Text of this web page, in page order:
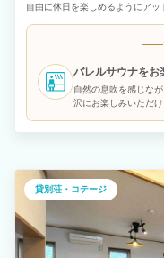
自由に休日を楽しめるようにアッ
ポットが多い熱海で自分が釣っ
けます☆
バレルサウナをお
自然の息吹を感じな
沢にお楽しみいただ
貸別荘・コテージ